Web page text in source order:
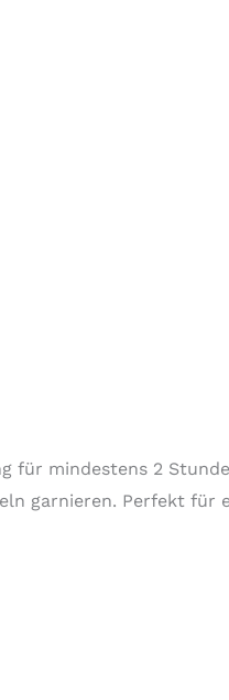
für mindestens 2
garnieren. Perfekt für